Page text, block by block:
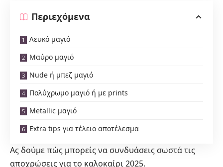
Περιεχόμενα
Λευκό μαγιό
Μαύρο μαγιό
Nude ή μπεζ μαγιό
Πολύχρωμο μαγιό ή με prints
Metallic μαγιό
Extra tips για τέλειο αποτέλεσμα
Ας δούμε πώς μπορείς να συνδυάσεις σωστά τις
αποχρώσεις για το καλοκαίρι 2025.